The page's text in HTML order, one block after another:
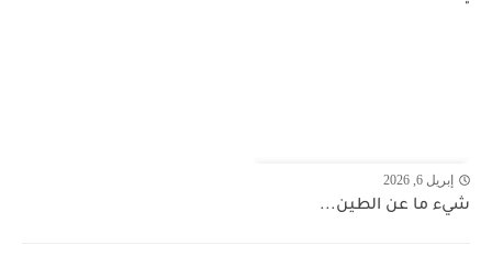
"
إبريل 6, 2026
شيء ما عن الطين...